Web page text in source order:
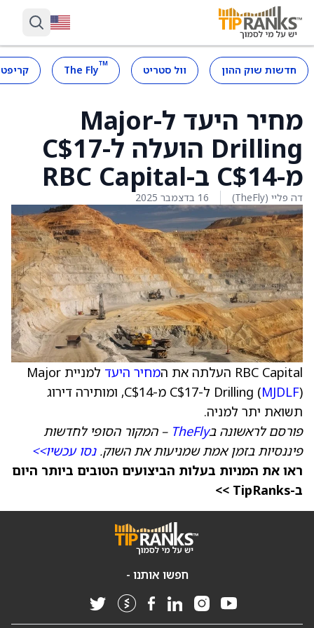
חדשות שוק ההון וול סטריט ™
The Fly
מחיר היעד ל-Major
Drilling הועלה ל-C$17
מ-C$14 ב-RBC Capital
דה פליי (TheFly) 16 בדצמבר 2025
RBC Capital העלתה את ה מחיר היעד
למניית Major
Drilling (MJDLF
) ל-C$17 מ-C$14, ומותירה דירוג
תשואת יתר למניה.
פורסם לראשונה בTheFly – המקור הסופי לחדשות
פיננסיות בזמן אמת שמניעות את השוק.נסו עכשיו>>
ראו את המניות בעלות הביצועים הטובים ביותר היום
ב-TipRanks >>
חפשו אותנו -